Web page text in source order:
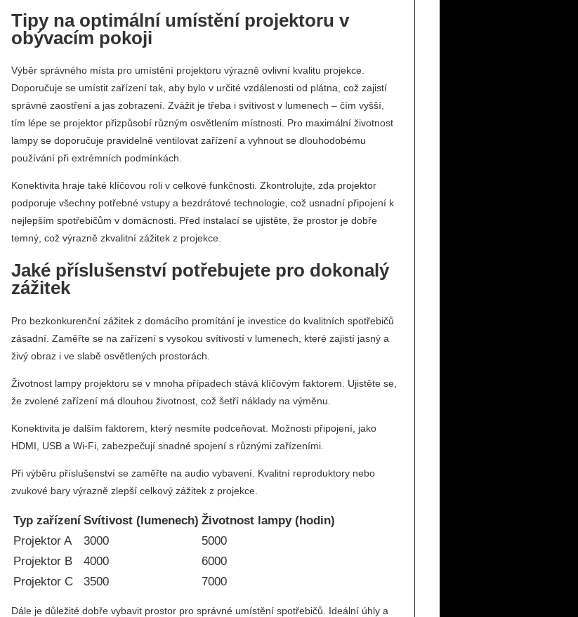
Tipy na optimální umístění projektoru v
obývacím pokoji
Výběr správného místa pro umístění projektoru výrazně ovlivní kvalitu projekce.
Doporučuje se umístit zařízení tak, aby bylo v určité vzdálenosti od plátna, což zajistí
správné zaostření a jas zobrazení. Zvážit je třeba i svítivost v lumenech – čím vyšší,
tím lépe se projektor přizpůsobí různým osvětlením místnosti. Pro maximální životnost
lampy se doporučuje pravidelně ventilovat zařízení a vyhnout se dlouhodobému
používání při extrémních podmínkách.
Konektivita hraje také klíčovou roli v celkové funkčnosti. Zkontrolujte, zda projektor
podporuje všechny potřebné vstupy a bezdrátové technologie, což usnadní připojení k
nejlepším spotřebičům v domácnosti. Před instalací se ujistěte, že prostor je dobře
temný, což výrazně zkvalitní zážitek z projekce.
Jaké příslušenství potřebujete pro dokonalý
zážitek
Pro bezkonkurenční zážitek z domácího promítání je investice do kvalitních spotřebičů
zásadní. Zaměřte se na zařízení s vysokou svítivostí v lumenech, které zajistí jasný a
živý obraz i ve slabě osvětlených prostorách.
Životnost lampy projektoru se v mnoha případech stává klíčovým faktorem. Ujistěte se,
že zvolené zařízení má dlouhou životnost, což šetří náklady na výměnu.
Konektivita je dalším faktorem, který nesmíte podceňovat. Možnosti připojení, jako
HDMI, USB a Wi-Fi, zabezpečují snadné spojení s různými zařízeními.
Při výběru příslušenství se zaměřte na audio vybavení. Kvalitní reproduktory nebo
zvukové bary výrazně zlepší celkový zážitek z projekce.
Typ zařízení Svítivost (lumenech) Životnost lampy (hodin)
Projektor A
3000
5000
Projektor B
4000
6000
Projektor C
3500 7000
Dále je důležité dobře vybavit prostor pro správné umístění spotřebičů. Ideální úhly a